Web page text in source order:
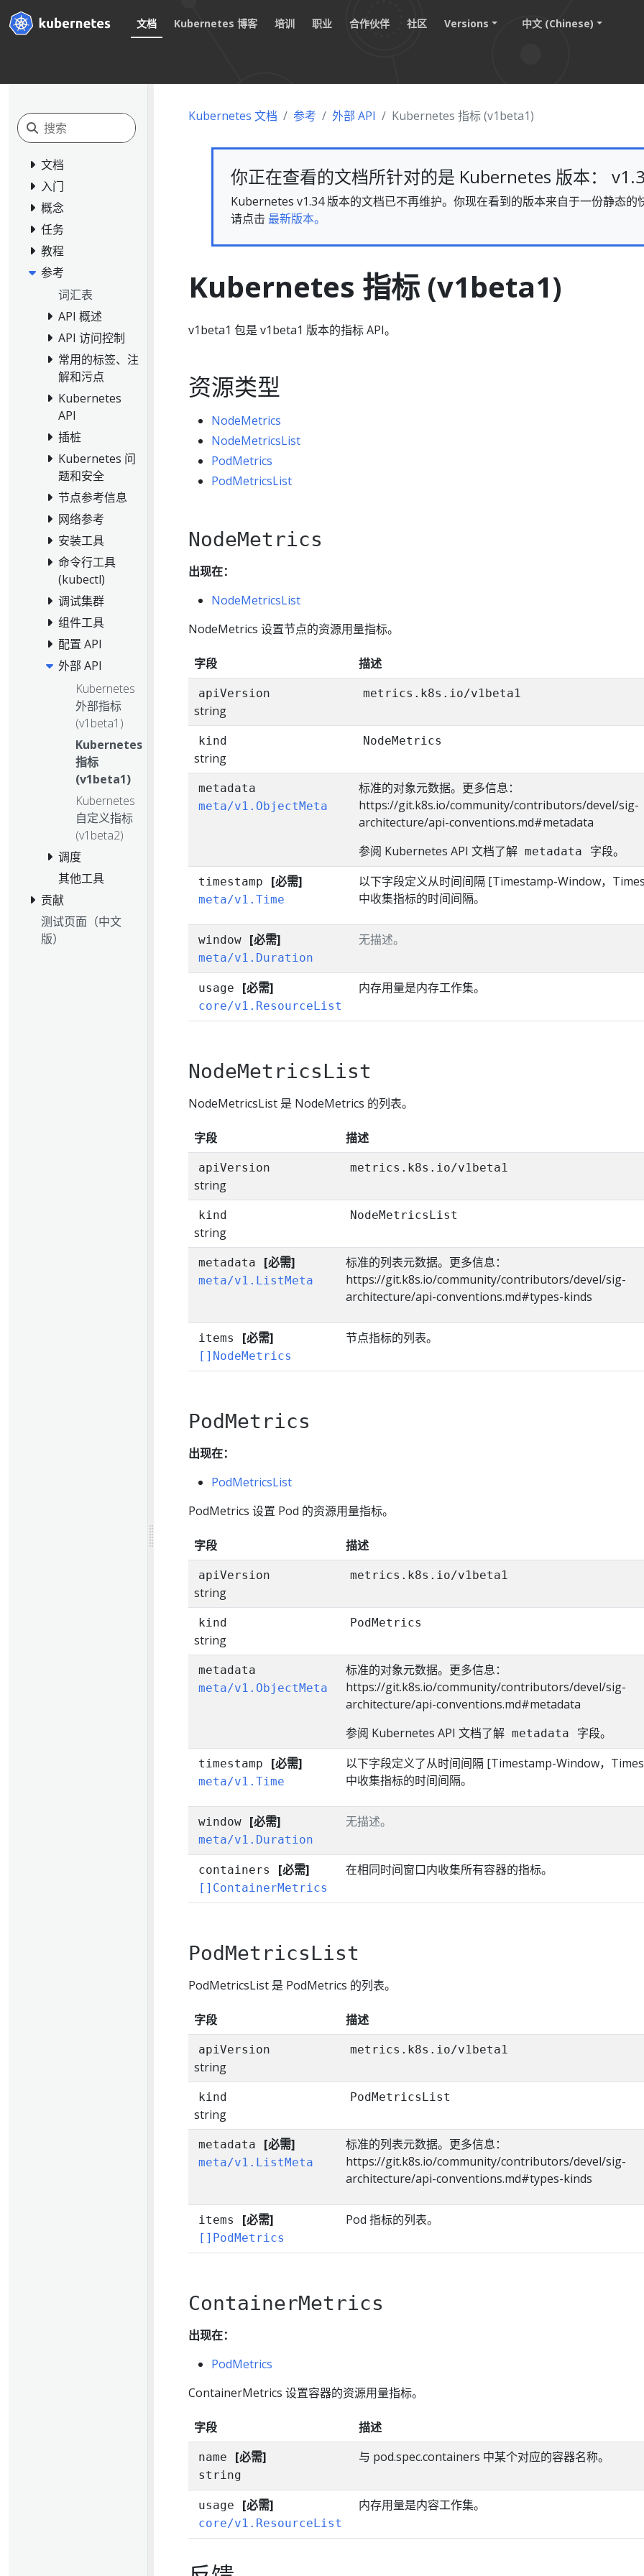
文档 Kubernetes 博客 培训 职业 合作伙伴 社区 Versions 中文 (Chinese)
文档
入门
概念
任务
教程
参考
词汇表
API 概述
API 访问控制
常用的标签、注
解和污点
Kubernetes
API
插桩
Kubernetes 问
题和安全
节点参考信息
网络参考
安装工具
命令行工具
(kubectl)
调试集群
组件工具
配置 API
外部 API
Kubernetes
外部指标
(v1beta1)
Kubernetes
指标
(v1beta1)
Kubernetes
自定义指标
(v1beta2)
调度
其他工具
贡献
测试页面（中文
版）
Kubernetes 文档 参考 外部 API Kubernetes 指标 (v1beta1)
你正在查看的文档所针对的是 Kubernetes 版本：
Kubernetes v1.34 版本的文档已不再维护。你现在看到的版本来自于一份静态的
请点击 最新版本。
Kubernetes 指标 (v1beta1)
v1beta1 包是 v1beta1 版本的指标 API。
资源类型
NodeMetrics
NodeMetricsList
PodMetrics
PodMetricsList
NodeMetrics
出现在：
NodeMetricsList
NodeMetrics 设置节点的资源用量指标。
字段 描述
apiVersion
string
metrics.k8s.io/v1beta1
kind
string
NodeMetrics
metadata
meta/v1.ObjectMeta
标准的对象元数据。更多信息：
https://git.k8s.io/community/contributors/devel/sig-
architecture/api-conventions.md#metadata
参阅 Kubernetes API 文档了解 metadata 字段。
timestamp [必需]
meta/v1.Time
以下字段定义从时间间隔 [Timestamp-Window，
中收集指标的时间间隔。
window [必需]
meta/v1.Duration
无描述。
usage [必需]
core/v1.ResourceList
内存用量是内存工作集。
NodeMetricsList
NodeMetricsList 是 NodeMetrics 的列表。
字段 描述
apiVersion
string
metrics.k8s.io/v1beta1
kind
string
NodeMetricsList
metadata [必需]
meta/v1.ListMeta
标准的列表元数据。更多信息：
https://git.k8s.io/community/contributors/devel/sig-
architecture/api-conventions.md#types-kinds
items [必需]
[]NodeMetrics
节点指标的列表。
PodMetrics
出现在：
PodMetricsList
PodMetrics 设置 Pod 的资源用量指标。
字段 描述
apiVersion
string
metrics.k8s.io/v1beta1
kind
string
PodMetrics
metadata
meta/v1.ObjectMeta
标准的对象元数据。更多信息：
https://git.k8s.io/community/contributors/devel/sig-
architecture/api-conventions.md#metadata
参阅 Kubernetes API 文档了解 metadata 字段。
timestamp [必需]
meta/v1.Time
以下字段定义了从时间间隔 [Timestamp-Window，
中收集指标的时间间隔。
window [必需]
meta/v1.Duration
无描述。
containers [必需]
[]ContainerMetrics
在相同时间窗口内收集所有容器的指标。
PodMetricsList
PodMetricsList 是 PodMetrics 的列表。
字段 描述
apiVersion
string
metrics.k8s.io/v1beta1
kind
string
PodMetricsList
metadata [必需]
meta/v1.ListMeta
标准的列表元数据。更多信息：
https://git.k8s.io/community/contributors/devel/sig-
architecture/api-conventions.md#types-kinds
items [必需]
[]PodMetrics
Pod 指标的列表。
ContainerMetrics
出现在：
PodMetrics
ContainerMetrics 设置容器的资源用量指标。
字段 描述
name [必需]
string
与 pod.spec.containers 中某个对应的容器名称。
usage [必需]
core/v1.ResourceList
内存用量是内容工作集。